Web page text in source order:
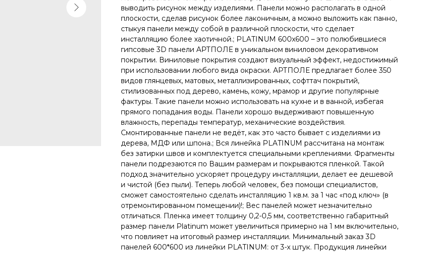
выводить рисунок между изделиями. Панели можно располагать в одной
плоскости, сделав рисунок более лаконичным, а можно выложить как панно,
стыкуя панели между собой в различной плоскости, что сделает
инсталляцию более хаотичной.; PLATINUM 600x600 – это полюбившиеся
гипсовые 3D панели АРТПОЛЕ в уникальном виниловом декоративном
покрытии. Виниловые покрытия создают визуальный эффект, недостижимый
при использовании любого вида окраски. АРТПОЛЕ предлагает более 350
видов глянцевых, матовых, металлизированных, софттач покрытий,
стилизованных под дерево, камень, кожу, мрамор и другие популярные
фактуры. Такие панели можно использовать на кухне и в ванной, избегая
прямого попадания воды. Панели хорошо выдерживают повышенную
влажность, перепады температур, механические воздействия.
Смонтированные панели не ведёт, как это часто бывает с изделиями из
дерева, МДФ или шпона.; Вся линейка PLATINUM рассчитана на монтаж
без затирки швов и комплектуется специальными креплениями. Фрагменты
панели подрезаются по Вашим размерам и покрываются пленкой. Такой
подход значительно ускоряет процедуру инсталляции, делает ее дешевой
и чистой (без пыли). Теперь любой человек, без помощи специалистов,
сможет самостоятельно сделать инсталляцию 1 кв.м. за 1 час «под ключ» (в
отремонтированном помещении)!; Вес панелей может незначительно
отличаться. Пленка имеет толщину 0,2-0,5 мм, соответственно габаритный
размер панели Platinum может увеличиться примерно на 1 мм включительно,
что повлияет на итоговый размер инсталляции. Минимальный заказ 3D
панелей 600*600 из линейки PLATINUM: от 3-х штук. Продукция линейки